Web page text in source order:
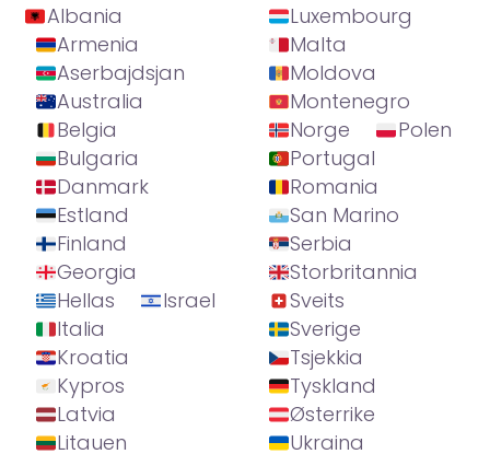
Albania
Armenia
Aserbajdsjan
Australia
Belgia
Bulgaria
Danmark
Estland
Finland
Georgia
Hellas
Israel
Italia
Kroatia
Kypros
Latvia
Litauen
Luxembourg
Malta
Moldova
Montenegro
Norge
Polen
Portugal
Romania
San Marino
Serbia
Storbritannia
Sveits
Sverige
Tsjekkia
Tyskland
Østerrike
Ukraina